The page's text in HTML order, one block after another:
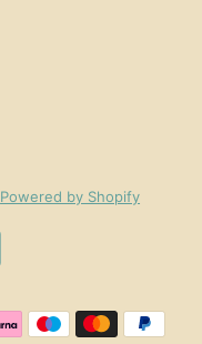
Powered by Shopify